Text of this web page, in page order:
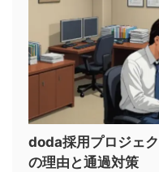
doda採用プロジェ
の理由と通過対策